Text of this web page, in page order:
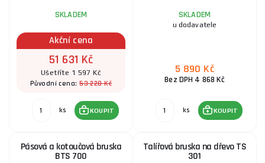
SKLADEM
Akční cena
51 631 Kč
Ušetříte 1 597 Kč
Původní cena:53 228 Kč
ks KOUPIT
SKLADEM
u dodavatele
5 890 Kč
Bez DPH 4 868 Kč
ks KOUPIT
Pásová a kotoučová bruska
BTS 700
Talířová bruska na dřevo TS
301